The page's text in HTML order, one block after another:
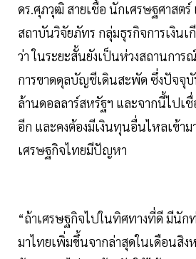
ดร.ศุภวุฒิ สายเชื้อ นักเศรษฐศาสต
สถาบันวิจัยภัทร กลุ่มธุรกิจการเงินเ
ว่า ในระยะสั้นยังเป็นห่วงสถานการ
การขาดดุลบัญชีเดินสะพัด ซึ่งปัจจุ
ล้านดอลลาร์สหรัฐฯ และจากนี้ไปเ
อีก และคงต้องมีเงินทุนอื่นไหลเข้า
เศรษฐกิจไทยมีปัญหา
“ถ้าเศรษฐกิจไปในทิศทางที่ดี มีนัก
มาไทยเพิ่มขึ้นจากล่าสุดในเดือนสิง